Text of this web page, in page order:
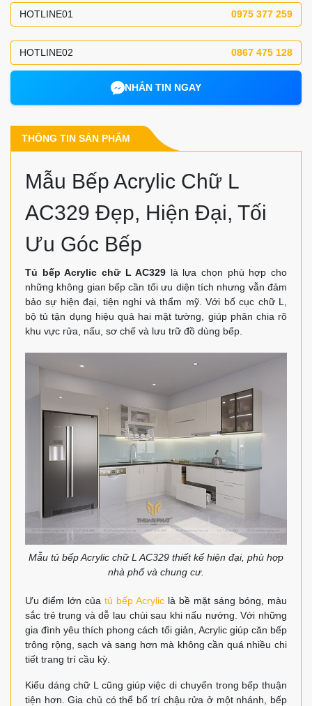
HOTLINE01 0975 377 259
HOTLINE02 0867 475 128
NHẮN TIN NGAY
THÔNG TIN SẢN PHẨM
Mẫu Bếp Acrylic Chữ L
AC329 Đẹp, Hiện Đại, Tối
Ưu Góc Bếp
Tủ bếp Acrylic chữ L AC329 là lựa chọn phù hợp cho
những không gian bếp cần tối ưu diện tích nhưng vẫn đảm
bảo sự hiện đại, tiện nghi và thẩm mỹ. Với bố cục chữ L,
bộ tủ tận dụng hiệu quả hai mặt tường, giúp phân chia rõ
khu vực rửa, nấu, sơ chế và lưu trữ đồ dùng bếp.
Mẫu tủ bếp Acrylic chữ L AC329 thiết kế hiện đại, phù hợp
nhà phố và chung cư.
Ưu điểm lớn của tủ bếp Acrylic là bề mặt sáng bóng, màu
sắc trẻ trung và dễ lau chùi sau khi nấu nướng. Với những
gia đình yêu thích phong cách tối giản, Acrylic giúp căn bếp
trông rộng, sạch và sang hơn mà không cần quá nhiều chi
tiết trang trí cầu kỳ.
Kiểu dáng chữ L cũng giúp việc di chuyển trong bếp thuận
tiện hơn. Gia chủ có thể bố trí chậu rửa ở một nhánh, bếp